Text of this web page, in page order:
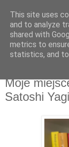
Portal kulturalny
czwartek, 2
Moje
Satoshi
This site uses
and to analyze
shared with
metrics to
statistics, and